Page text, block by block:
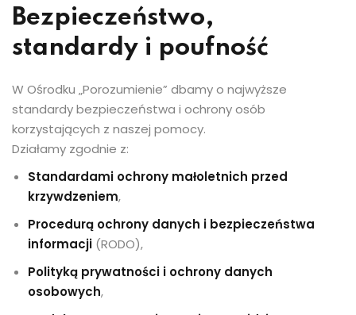
Bezpieczeństwo,
standardy i poufność
W Ośrodku „Porozumienie” dbamy o najwyższe
standardy bezpieczeństwa i ochrony osób
korzystających z naszej pomocy.
Działamy zgodnie z:
Standardami ochrony małoletnich przed
krzywdzeniem,
Procedurą ochrony danych i bezpieczeństwa
informacji (RODO),
Polityką prywatności i ochrony danych
osobowych,